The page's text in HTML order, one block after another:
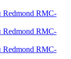
Redmond RMC-
Redmond RMC-
Redmond RMC-